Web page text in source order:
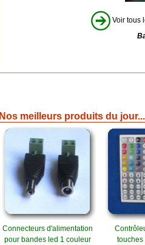
Voir tous
Nos meilleurs produits du jour...
Connecteurs d'alimentation
pour bandes led 1 couleur
touches